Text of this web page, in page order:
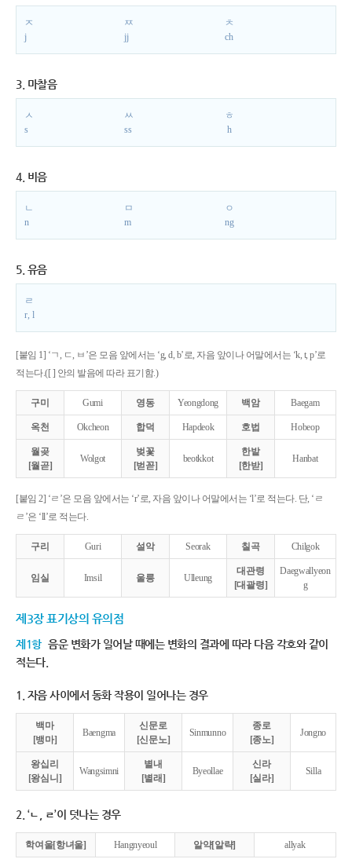
ㅈ
j
ㅉ
jj
ㅊ
ch
3. 마찰음
ㅅ
s
ㅆ
ss
ㅎ
h
4. 비음
ㄴ
n
ㅁ
m
ㅇ
ng
5. 유음
ㄹ
r, l
[붙임 1] ‘ㄱ, ㄷ, ㅂ’은 모음 앞에서는 ‘g, d, b’로, 자음 앞이나 어말에서는 ‘k, t, p’로
적는다.([ ] 안의 발음에 따라 표기함.)
구미 Gumi 영동 Yeongdong 백암 Baegam
옥천 Okcheon 합덕 Hapdeok 호법 Hobeop
월곶
[월곧]
Wolgot
벚꽃
[벋꼳]
beotkkot
한밭
[한받]
Hanbat
[붙임 2] ‘ㄹ’은 모음 앞에서는 ‘r’로, 자음 앞이나 어말에서는 ‘l’로 적는다. 단, ‘ㄹ
ㄹ’은 ‘ll’로 적는다.
구리 Guri 설악 Seorak 칠곡 Chilgok
임실 Imsil 울릉 Ulleung
대관령
[대괄령]
Daegwallyeon
g
제3장 표기상의 유의점
제1항 음운 변화가 일어날 때에는 변화의 결과에 따라 다음 각호와 같이
적는다.
1. 자음 사이에서 동화 작용이 일어나는 경우
백마
[뱅마]
Baengma
신문로
[신문노]
Sinmunno
종로
[종노]
Jongno
왕십리
[왕심니]
Wangsimni
별내
[별래]
Byeollae
신라
[실라]
Silla
2. ‘ㄴ, ㄹ’이 덧나는 경우
학여울[항녀울] Hangnyeoul 알약[알략] allyak